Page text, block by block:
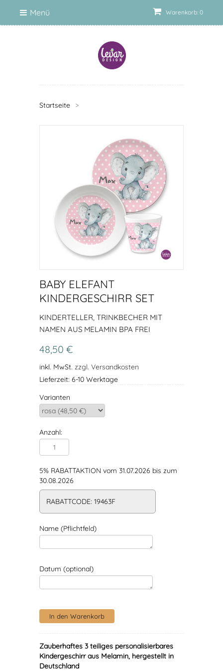
Warenkorb: 0
Menü
Startseite >
BABY ELEFANT
KINDERGESCHIRR SET
KINDERTELLER, TRINKBECHER MIT
NAMEN AUS MELAMIN BPA FREI
48,50 €
inkl. MwSt. zzgl. Versandkosten
Lieferzeit: 6-10 Werktage
Varianten
Anzahl:
5% RABATTAKTION vom 31.07.2026 bis zum
30.08.2026
RABATTCODE: 19463F
Name (Pflichtfeld)
Datum (optional)
Zauberhaftes 3 teiliges personalisierbares
Kindergeschirr aus Melamin, hergestellt in
Deutschland